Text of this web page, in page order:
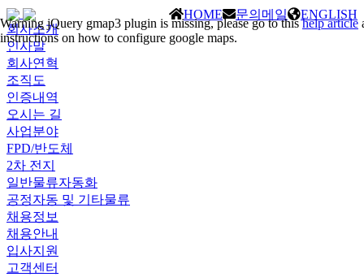
HOME 문의메일
ENGLISH
회사소개
인사말
회사연혁
조직도
인증내역
오시는 길
사업분야
FPD/반도체
2차 전지
일반물류자동화
공정자동 및 기타물류
채용정보
채용안내
입사지원
고객센터
Warning jQuery gmap3 plugin is missing, please go to thishelp article
instructions on how to configure google maps.